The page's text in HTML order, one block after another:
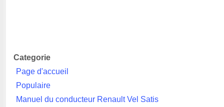
Categorie
Page d'accueil
Populaire
Manuel du conducteur Renault Vel Satis